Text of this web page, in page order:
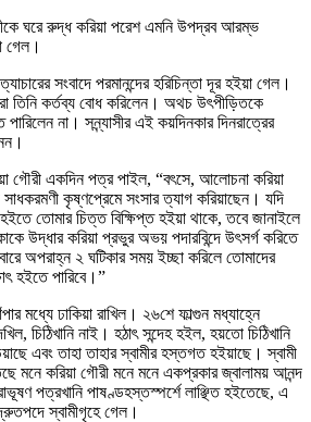
ঘরে রুদ্ধ করিয়া পরেশ এমনি উপদ্রব আরম্ভ
গেল।
সংবাদে পরমানন্দের হরিচিন্তা দূর হইয়া গেল।
তিনি কর্তব্য বোধ করিলেন। অথচ উৎপীড়িতকে
না। সন্ন্যাসীর এই কয়দিনকার দিনরাত্রের
গৌরী একদিন পত্র পাইল, “বৎসে, আলোচনা করিয়া
সাধকরমণী কৃষ্ণপ্রেমে সংসার ত্যাগ করিয়াছেন। যদি
হইতে তোমার চিত্ত বিক্ষিপ্ত হইয়া থাকে, তবে জানাইলে
উদ্ধার করিয়া প্রভুর অভয় পদারবিন্দে উৎসর্গ করিতে
অপরাহ্ন ২ ঘটিকার সময় ইচ্ছা করিলে তোমাদের
হইতে পারিবে।”
মধ্যে ঢাকিয়া রাখিল। ২৬শে ফাল্গুন মধ্যাহ্নে
চিঠিখানি নাই। হঠাৎ সন্দেহ হইল, হয়তো চিঠিখানি
এবং তাহা তাহার স্বামীর হস্তগত হইয়াছে। স্বামী
মনে করিয়া গৌরী মনে মনে একপ্রকার জ্বালাময় আনন্দ
পত্রখানি পাষণ্ডহস্তস্পর্শে লাঞ্ছিত হইতেছে, এ
স্বামীগৃহে গেল।